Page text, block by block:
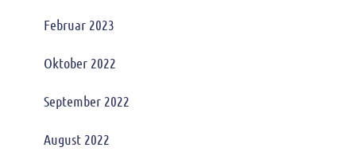
Februar 2023
Oktober 2022
September 2022
August 2022